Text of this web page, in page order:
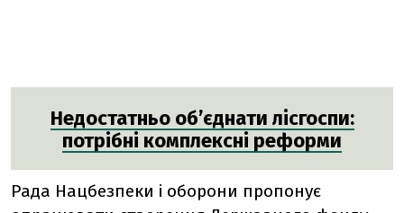
Недостатньо об’єднати лісгоспи:
потрібні комплексні реформи
Рада Нацбезпеки і оборони пропонує